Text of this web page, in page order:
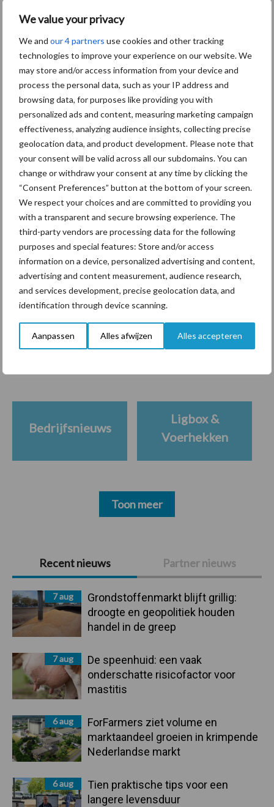
We value your privacy
We and our 4 partners use cookies and other tracking
technologies to improve your experience on our website. We
may store and/or access information from your device and
process the personal data, such as your IP address and
browsing data, for purposes like providing you with
personalized ads and content, measuring marketing campaign
effectiveness, analyzing audience insights, collecting precise
geolocation data, and product development. Please note that
your consent will be valid across all our subdomains. You can
change or withdraw your consent at any time by clicking the
“Consent Preferences” button at the bottom of your screen.
We respect your choices and are committed to providing you
with a transparent and secure browsing experience. The
third-party vendors are processing data for the following
purposes and special features: Store and/or access
information on a device, personalized advertising and content,
advertising and content measurement, audience research,
and services development, precise geolocation data, and
identification through device scanning.
Aanpassen Alles afwijzen Alles accepteren
Primaire
Sidebar
Recent nieuws Partner nieuws
7 aug
Grondstoffenmarkt blijft grillig:
droogte en geopolitiek houden
handel in de greep
7 aug
De speenhuid: een vaak
onderschatte risicofactor voor
mastitis
6 aug
ForFarmers ziet volume en
marktaandeel groeien in krimpende
Nederlandse markt
6 aug
Tien praktische tips voor een
langere levensduur
Aanbevolen voor jou!
Grondstoffenmarkt blijft
grillig: droogte en
geopolitiek houden handel
in de greep
De speenhuid: een vaak
onderschatte risicofactor
voor mastitis
ForFarmers ziet volume en
marktaandeel groeien in
krimpende Nederlandse
markt
Themapagina's
Diergezondheid Bemesting Fokkerij
Bedrijfsnieuws
Ligbox &
Voerhekken
Toon meer